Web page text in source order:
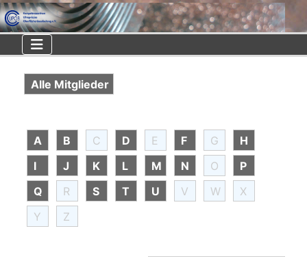
Alle Mitglieder
A B C D E F G
H
I
J K L M N O
P
Q
R S T U V W
X
Y
Z